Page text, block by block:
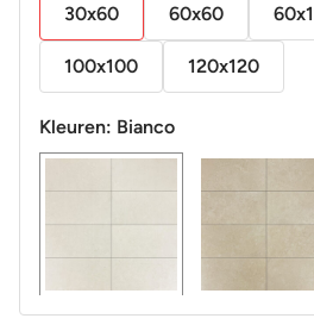
30x60
60x60
100x100 120x120
Kleuren: Bianco